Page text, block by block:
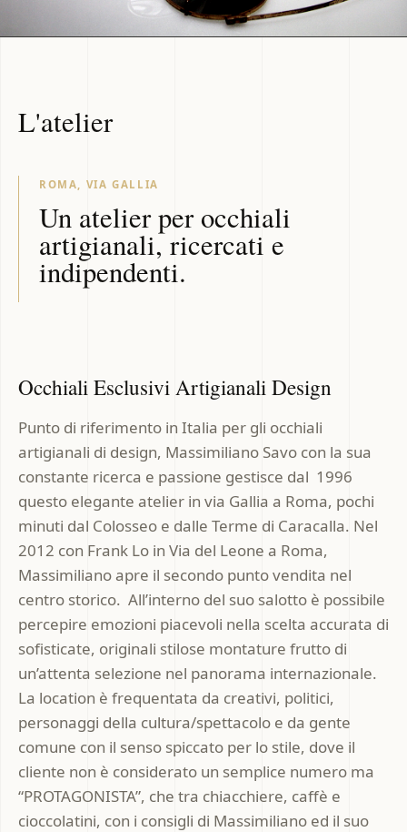
L'atelier
ROMA, VIA GALLIA
Un atelier per occhiali
artigianali, ricercati e
indipendenti.
Occhiali Esclusivi Artigianali Design
Punto di riferimento in Italia per gli occhiali
artigianali di design, Massimiliano Savo con la sua
constante ricerca e passione gestisce dal 1996
questo elegante atelier in via Gallia a Roma, pochi
minuti dal Colosseo e dalle Terme di Caracalla. Nel
2012 con Frank Lo in Via del Leone a Roma,
Massimiliano apre il secondo punto vendita nel
centro storico. All’interno del suo salotto è possibile
percepire emozioni piacevoli nella scelta accurata di
sofisticate, originali stilose montature frutto di
un’attenta selezione nel panorama internazionale.
La location è frequentata da creativi, politici,
personaggi della cultura/spettacolo e da gente
comune con il senso spiccato per lo stile, dove il
cliente non è considerato un semplice numero ma
“PROTAGONISTA”, che tra chiacchiere, caffè e
cioccolatini, con i consigli di Massimiliano ed il suo